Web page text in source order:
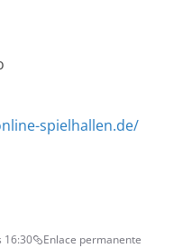
spielhallen.de/
16:30 Enlace permanente